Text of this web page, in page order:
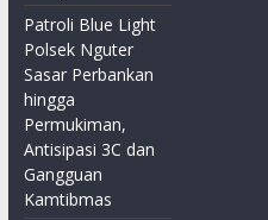
Patroli Blue Light
Polsek Nguter
Sasar Perbankan
hingga
Permukiman,
Antisipasi 3C dan
Gangguan
Kamtibmas